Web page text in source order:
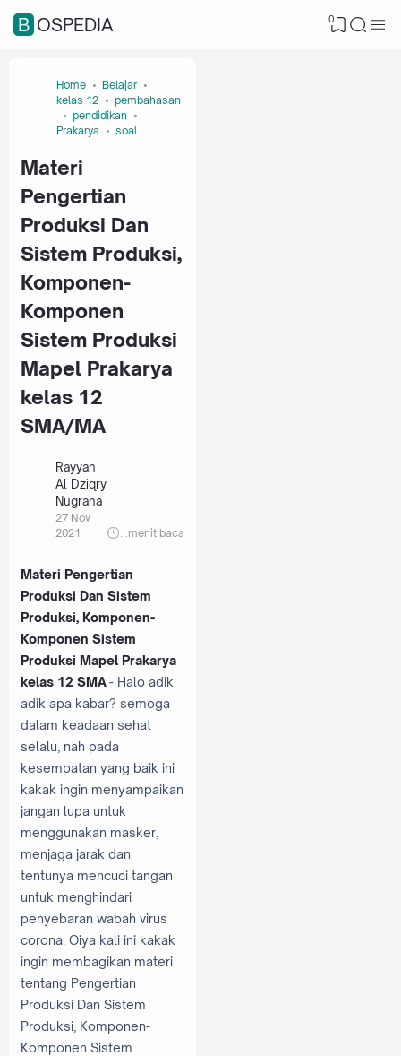
BOSPEDIA 0
Home
Belajar
kelas 12
pembahasan
pendidikan
Prakarya
soal
Materi
Pengertian
Produksi Dan
Sistem Produksi,
Komponen-
Komponen
Sistem Produksi
Mapel Prakarya
kelas 12
SMA/MA
Rayyan
Al Dziqry
Nugraha
27 Nov
2021
menit baca
Materi Pengertian
Produksi Dan Sistem
Produksi, Komponen-
Komponen Sistem
Produksi Mapel Prakarya
kelas 12 SMA- Halo adik
adik apa kabar? semoga
dalam keadaan sehat
selalu, nah pada
kesempatan yang baik ini
kakak ingin menyampaikan
jangan lupa untuk
menggunakan masker,
menjaga jarak dan
tentunya mencuci tangan
untuk menghindari
penyebaran wabah virus
corona. Oiya kali ini kakak
ingin membagikan materi
tentang Pengertian
Produksi Dan Sistem
Produksi, Komponen-
Komponen Sistem